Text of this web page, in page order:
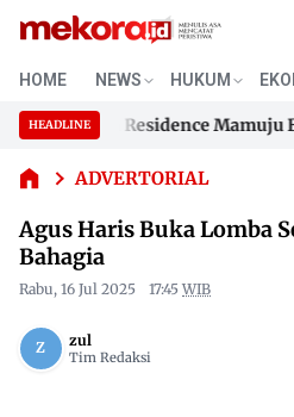
HOME NEWS HUKUM
HEADLINEResidence Mamuju
Residence Mamuju
ADVERTORIAL
Agus
Haris
Buka
Senam
Lansia
Bahagia
Agus Haris Buka Lomba
Bahagia
Rabu, 16 Jul 2025 17:45 WIB
zul
Tim Redaksi